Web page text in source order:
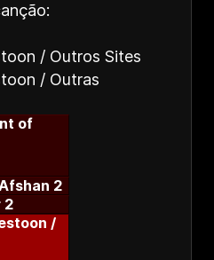
/ Outros Sites
/ Outras
of
2
2
/